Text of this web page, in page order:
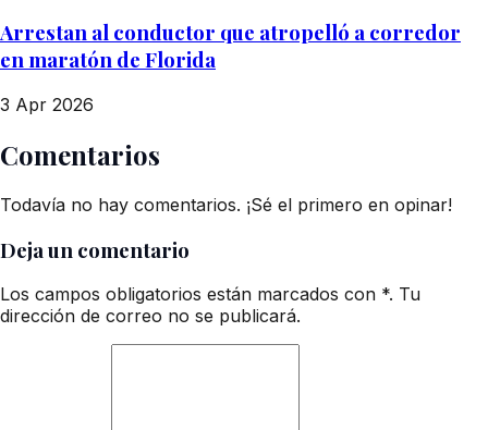
Arrestan al conductor que atropelló a corredor
en maratón de Florida
3 Apr 2026
Comentarios
Todavía no hay comentarios. ¡Sé el primero en opinar!
Deja un comentario
Los campos obligatorios están marcados con *. Tu
dirección de correo no se publicará.